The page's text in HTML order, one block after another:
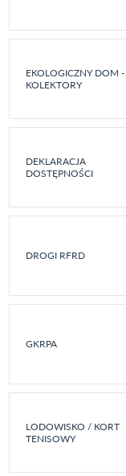
EKOLOGICZNY DOM -
KOLEKTORY
DEKLARACJA
DOSTĘPNOŚCI
DROGI RFRD
GKRPA
LODOWISKO / KORT
TENISOWY